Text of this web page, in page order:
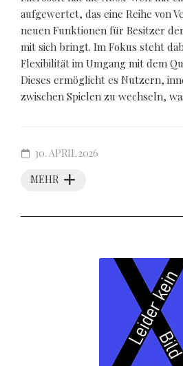
aufgewertet, das eine Reihe von
neuen Funktionen für Besitzer
mit sich bringt. Im Fokus steht
Flexibilität im Umgang mit dem
Dieses ermöglicht es Nutzern,
zwischen Spielen zu wechseln,
MEHR
30. APRIL 2026